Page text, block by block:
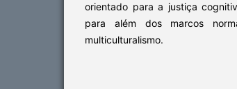
orientado para a justiça
para além dos marcos
multiculturalismo.